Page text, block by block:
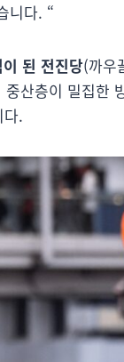
니다. “
된 전진당(까우
산층이 밀집한
.